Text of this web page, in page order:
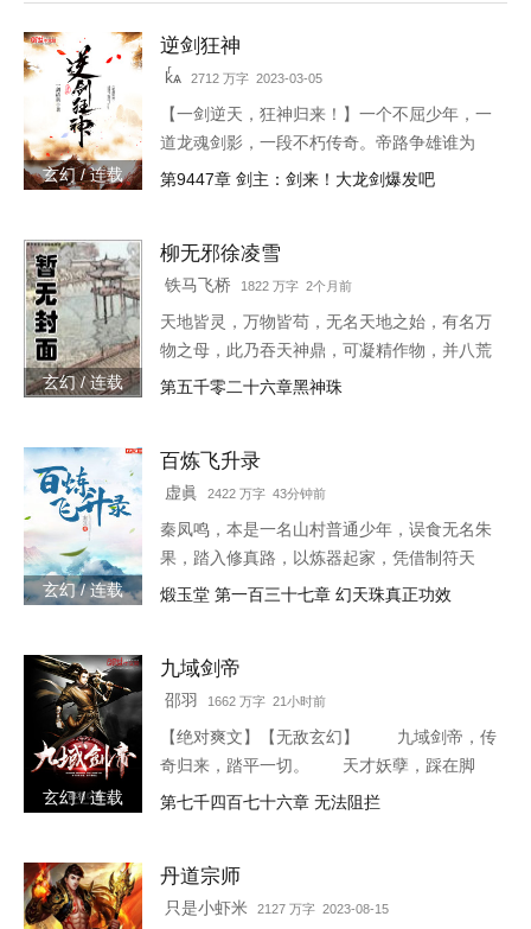
玄幻 / 连载
逆剑狂神
kͬѧ 2712 万字 2023-03-05
【一剑逆天，狂神归来！】一个不屈少年，一
道龙魂剑影，一段不朽传奇。帝路争雄谁为
峰，唯我林轩傲苍生！3w471-25091
第9447章 剑主：剑来！大龙剑爆发吧
玄幻 / 连载
柳无邪徐凌雪
铁马飞桥 1822 万字 2个月前
天地皆灵，万物皆苟，无名天地之始，有名万
物之母，此乃吞天神鼎，可凝精作物，并八荒
之心。得此鼎，吞四海，容八荒……一代邪
第五千零二十六章黑神珠
玄幻 / 连载
百炼飞升录
虚眞 2422 万字 43分钟前
秦凤鸣，本是一名山村普通少年，误食无名朱
果，踏入修真路，以炼器起家，凭借制符天
赋，只身闯荡荆棘密布的修仙界，本一切都顺
煅玉堂 第一百三十七章 幻天珠真正功效
玄幻 / 连载
九域剑帝
邵羽 1662 万字 21小时前
【绝对爽文】【无敌玄幻】 九域剑帝，传
奇归来，踏平一切。 天才妖孽，踩在脚
下，强者大能，挥手灭杀。 人不犯我，我
第七千四百七十六章 无法阻拦
丹道宗师
只是小虾米 2127 万字 2023-08-15